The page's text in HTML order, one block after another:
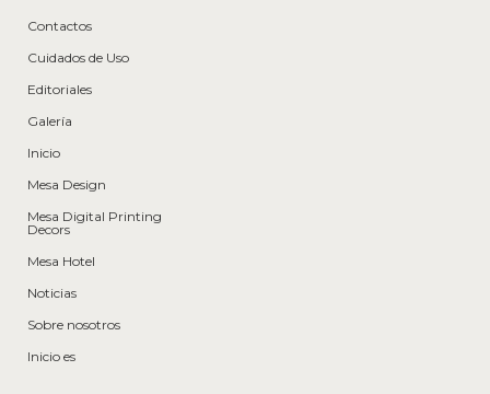
Contactos
Cuidados de Uso
Editoriales
Galería
Inicio
Mesa Design
Mesa Digital Printing
Decors
Mesa Hotel
Noticias
Sobre nosotros
Inicio es